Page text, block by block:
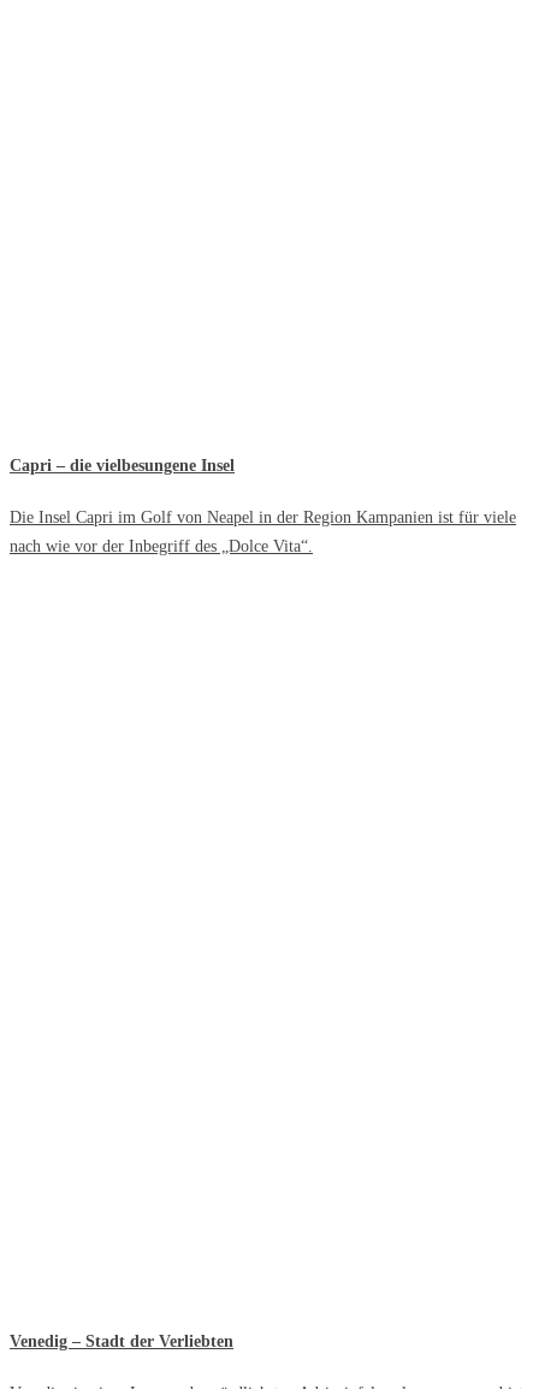
Capri – die vielbesungene Insel
Die Insel Capri im Golf von Neapel in der Region Kampanien ist für viele
nach wie vor der Inbegriff des „Dolce Vita“.
Venedig – Stadt der Verliebten